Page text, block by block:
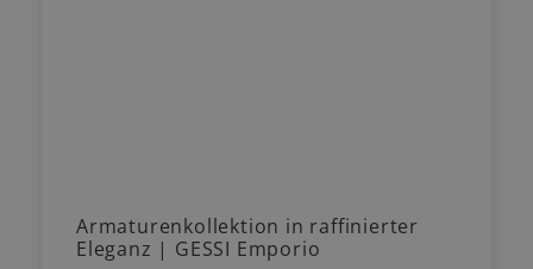
Armaturenkollektion in raffinierter
Eleganz | GESSI Emporio